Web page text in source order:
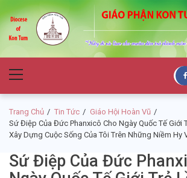
to
navigation
to
content
Giáo
Tum
Menu
Trang Chủ Tin Tức
Giáo Hội Hoàn Vũ
Sứ Điệp Của Đức Phanxicô Cho Ngày Quốc Tế Giới
Xây Dựng Cuộc Sống Của Tôi Trên Những Niềm Hy
Sứ Điệp Của Đức